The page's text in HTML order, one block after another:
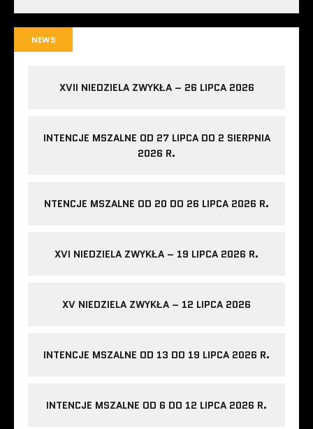
NEWS
XVII NIEDZIELA ZWYKŁA – 26 LIPCA 2026
INTENCJE MSZALNE OD 27 LIPCA DO 2 SIERPNIA
2026 R.
NTENCJE MSZALNE OD 20 DO 26 LIPCA 2026 R.
XVI NIEDZIELA ZWYKŁA – 19 LIPCA 2026 R.
XV NIEDZIELA ZWYKŁA – 12 LIPCA 2026
INTENCJE MSZALNE OD 13 DO 19 LIPCA 2026 R.
INTENCJE MSZALNE OD 6 DO 12 LIPCA 2026 R.